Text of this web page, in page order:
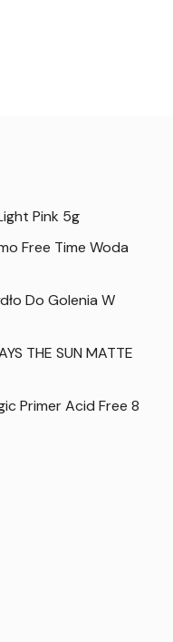
Pink 5g
Free Time Woda
Do Golenia W
THE SUN MATTE
Primer Acid Free 8